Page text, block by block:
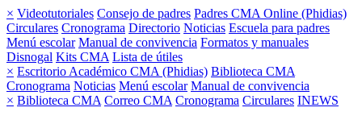
× Videotutoriales Consejo de padres Padres CMA Online (Phidias)
Circulares Cronograma Directorio Noticias Escuela para padres
Menú escolar Manual de convivencia Formatos y manuales
Disnogal Kits CMA Lista de útiles
× Escritorio Académico CMA (Phidias) Biblioteca CMA
Cronograma Noticias Menú escolar Manual de convivencia
× Biblioteca CMA Correo CMA Cronograma Circulares INEWS